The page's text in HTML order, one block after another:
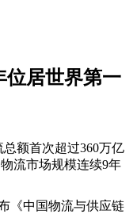
位居世界第一
额首次超过360万亿
流市场规模连续9年
《中国物流与供应链